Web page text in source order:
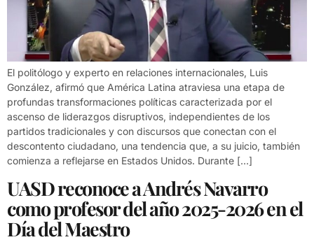
El politólogo y experto en relaciones internacionales, Luis
González, afirmó que América Latina atraviesa una etapa de
profundas transformaciones políticas caracterizada por el
ascenso de liderazgos disruptivos, independientes de los
partidos tradicionales y con discursos que conectan con el
descontento ciudadano, una tendencia que, a su juicio, también
comienza a reflejarse en Estados Unidos. Durante […]
UASD reconoce a Andrés Navarro
como profesor del año 2025-2026 en el
Día del Maestro